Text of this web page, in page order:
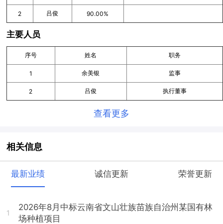
2 吕俊 90.00%
主要人员
序号 姓名 职务
1 余美银 监事
2 吕俊 执行董事
查看更多
相关信息
最新业绩 诚信更新 荣誉更新
1
2026年8月中标云南省文山壮族苗族自治州某国有林
场种植项目